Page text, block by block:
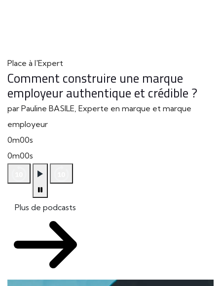
Place à l'Expert
Comment construire une marque
employeur authentique et crédible ?
par Pauline BASILE, Experte en marque et marque
employeur
0m00s
0m00s
Plus de podcasts